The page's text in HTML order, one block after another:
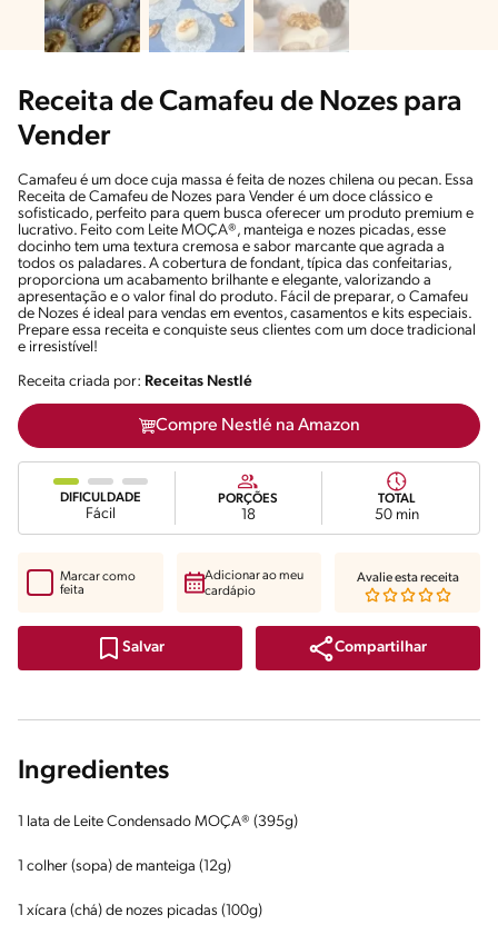
Receita de Camafeu de Nozes para
Vender
Camafeu é um doce cuja massa é feita de nozes chilena ou pecan. Essa
Receita de Camafeu de Nozes para Vender é um doce clássico e
sofisticado, perfeito para quem busca oferecer um produto premium e
lucrativo. Feito com Leite MOÇA®, manteiga e nozes picadas, esse
docinho tem uma textura cremosa e sabor marcante que agrada a
todos os paladares. A cobertura de fondant, típica das confeitarias,
proporciona um acabamento brilhante e elegante, valorizando a
apresentação e o valor final do produto. Fácil de preparar, o Camafeu
de Nozes é ideal para vendas em eventos, casamentos e kits especiais.
Prepare essa receita e conquiste seus clientes com um doce tradicional
e irresistível!
Receita criada por: Receitas Nestlé
Compre Nestlé na Amazon
DIFICULDADE
Fácil
PORÇÕES
18
TOTAL
50 min
Salvar Compartilhar
Marcar como
feita
Adicionar ao meu
cardápio
Avalie esta receita
Ingredientes
1 lata de Leite Condensado MOÇA® (395g)
1 colher (sopa) de manteiga (12g)
1 xícara (chá) de nozes picadas (100g)